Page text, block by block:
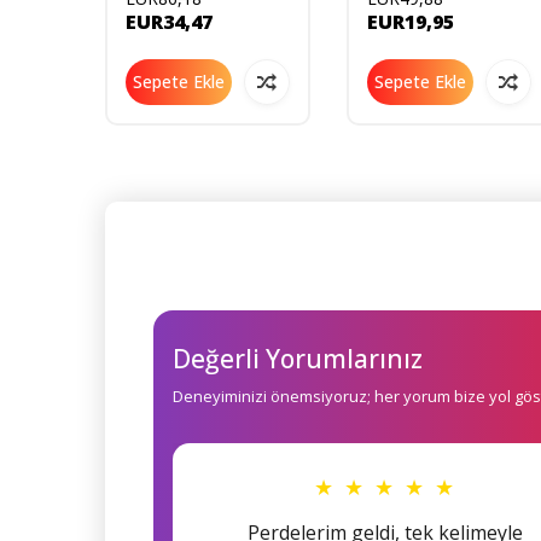
(Klasik Model)
EUR34,47
Sepete Ekle
Tarağı 3 lü Set
EUR19,95
Sepete Ekle
Değerli Yorumlarınız
Deneyiminizi önemsiyoruz; her yorum bize yol
★ ★ ★ ★ ★
Perdelerim geldi, tek kelimeyle